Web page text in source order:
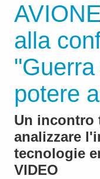
alla
potere
Un incontro
analizzare
tecnologie
VIDEO